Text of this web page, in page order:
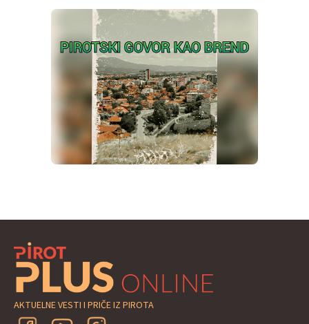
AKTUELNE VESTI I PRIČE IZ PIROTA